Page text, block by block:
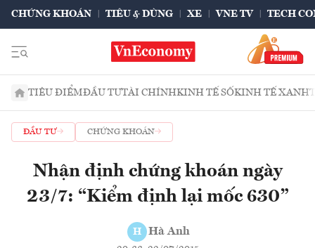
CHỨNG KHOÁN TIÊU & DÙNG XE VNE TV TECH
TIÊU ĐIỂMĐẦU TƯTÀI CHÍNHKINH TẾ SỐKINH TẾ XANH
ĐẦU TƯ CHỨNG KHOÁN
Nhận định chứng khoán ngày
23/7: “Kiểm định lại mốc 630”
H Hà Anh